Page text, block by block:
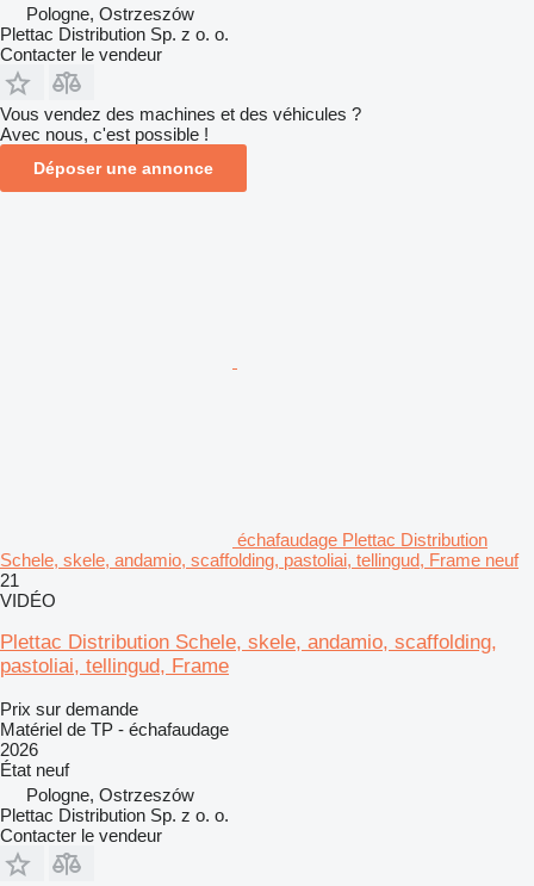
Pologne, Ostrzeszów
Plettac Distribution Sp. z o. o.
Contacter le vendeur
Vous vendez des machines et des véhicules ?
Avec nous, c'est possible !
Déposer une annonce
échafaudage Plettac Distribution
Schele, skele, andamio, scaffolding, pastoliai, tellingud, Frame neuf
21
VIDÉO
Plettac Distribution Schele, skele, andamio, scaffolding,
pastoliai, tellingud, Frame
Prix sur demande
Matériel de TP - échafaudage
2026
État neuf
Pologne, Ostrzeszów
Plettac Distribution Sp. z o. o.
Contacter le vendeur